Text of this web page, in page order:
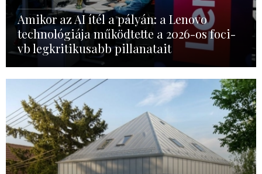
Amikor az AI ítél a pályán: a Lenovo
technológiája működtette a 2026-os foci-
vb legkritikusabb pillanatait